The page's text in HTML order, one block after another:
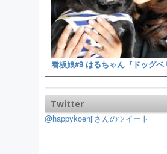
看板娘#9 はるちゃん『ドッグベ
Twitter
@happykoenjiさんのツイート